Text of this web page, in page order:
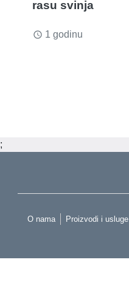
rasu svinja
access_time 1 godinu
;
O nama Proizvodi i usluge